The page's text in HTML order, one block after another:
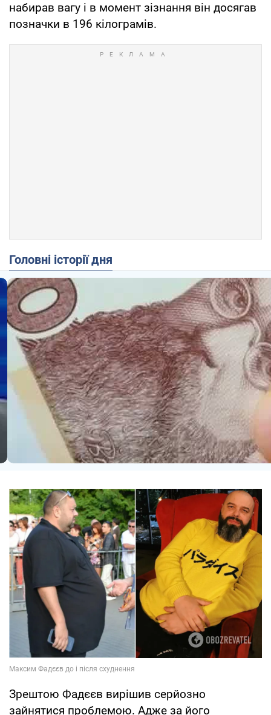
набирав вагу і в момент зізнання він досягав
позначки в 196 кілограмів.
Головні історії дня
Зрештою Фадєєв вирішив серйозно
зайнятися проблемою. Адже за його